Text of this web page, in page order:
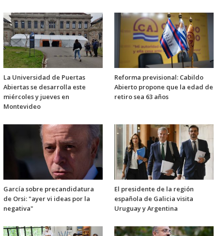
La Universidad de Puertas
Abiertas se desarrolla este
miércoles y jueves en
Montevideo
Reforma previsional: Cabildo
Abierto propone que la edad de
retiro sea 63 años
García sobre precandidatura
de Orsi: "ayer vi ideas por la
negativa"
El presidente de la región
española de Galicia visita
Uruguay y Argentina